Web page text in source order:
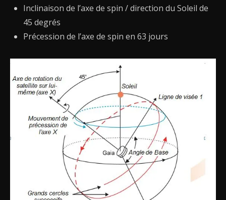
Inclinaison de l’axe de spin / direction du Soleil de
45 degrés
Précession de l’axe de spin en 63 jours